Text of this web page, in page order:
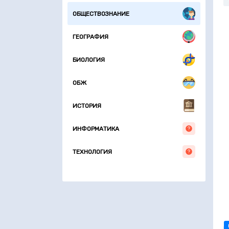
ОБЩЕСТВОЗНАНИЕ
ГЕОГРАФИЯ
БИОЛОГИЯ
ОБЖ
ИСТОРИЯ
ИНФОРМАТИКА
ТЕХНОЛОГИЯ